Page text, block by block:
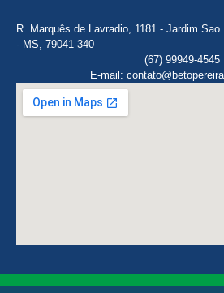
R. Marquês de Lavradio, 1181 - Jardim
- MS, 79041-340
(67) 99949-4545
E-mail: